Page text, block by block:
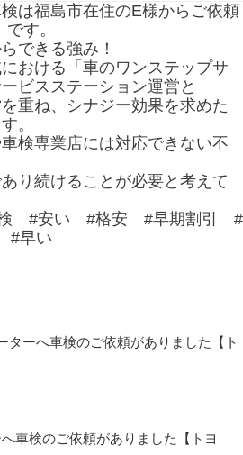
は福島市在住のE様からご依頼
す。
できる強み！
おける「車のワンステップサ
ビスステーション運営と
重ね、シナジー効果を求めた
。
検専業店には対応できない不
り続けることが必要と考えて
#安い #格安 #早期割引 #
#早い
ターへ車検のご依頼がありました【ト
車検のご依頼がありました【トヨ